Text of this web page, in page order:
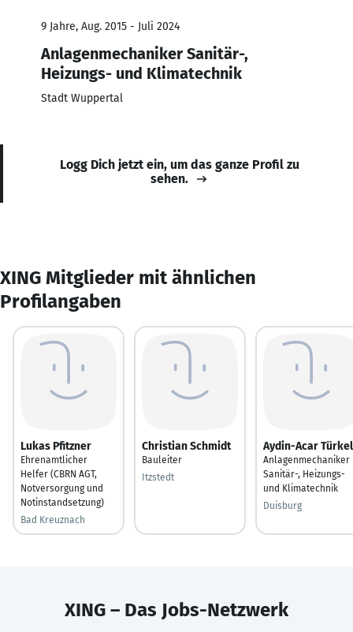
9 Jahre, Aug. 2015 - Juli 2024
Anlagenmechaniker Sanitär-,
Heizungs- und Klimatechnik
Stadt Wuppertal
Logg Dich jetzt ein, um das ganze Profil zu
sehen.
XING Mitglieder mit ähnlichen
Profilangaben
Lukas Pfitzner
Ehrenamtlicher
Helfer (CBRN AGT,
Notversorgung und
Notinstandsetzung)
Bad Kreuznach
Christian Schmidt
Bauleiter
Itzstedt
Aydin-Acar
Anlagenmechaniker
Sanitär-, Heizungs-
und Klimatechnik
Duisburg
XING – Das Jobs-Netzwerk